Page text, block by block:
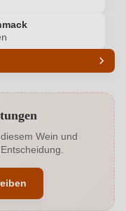
13 %
Enthält Sulfite
EU
Wein und